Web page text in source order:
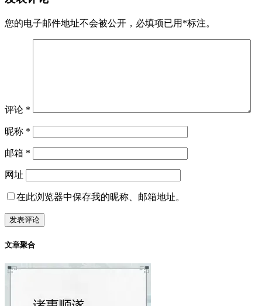
您的电子邮件地址不会被公开， 必填项已用 *标注。
评论 *
昵称 *
邮箱 *
网址
在此浏览器中保存我的昵称、邮箱地址。
文章聚合